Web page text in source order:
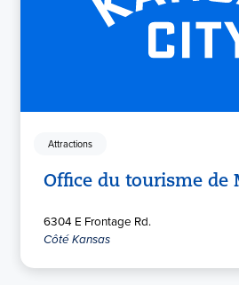
Attractions
Office du tourisme de
6304 E Frontage Rd.
Côté Kansas